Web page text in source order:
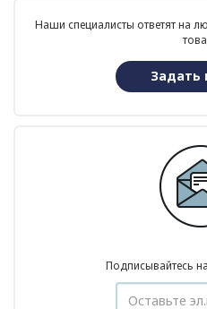
Наши специалисты ответят на
Задать
Подписывайтесь